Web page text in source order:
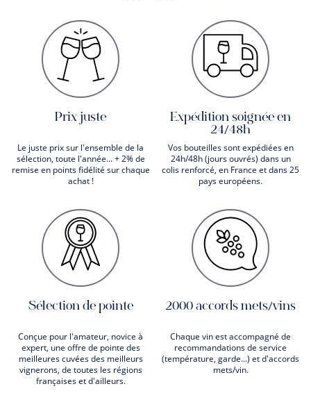
Prix juste
Le juste prix sur l'ensemble de la
sélection, toute l'année... + 2% de
remise en points fidélité sur chaque
achat !
Expédition soignée en
24/48h
Vos bouteilles sont expédiées en
24h/48h (jours ouvrés) dans un
colis renforcé, en France et dans 25
pays européens.
Sélection de pointe
Conçue pour l'amateur, novice à
expert, une offre de pointe des
meilleures cuvées des meilleurs
vignerons, de toutes les régions
françaises et d'ailleurs.
2000 accords mets/vins
Chaque vin est accompagné de
recommandations de service
(température, garde...) et d'accords
mets/vin.